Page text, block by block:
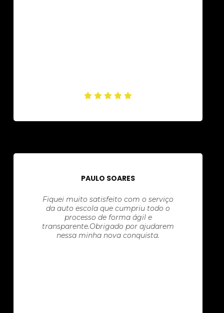
PAULO SOARES
Fiquei muito satisfeito com o serviço
da auto escola que cumpriu todo o
processo de forma ágil e
transparente.Obrigado por ajudarem
nessa minha nova conquista.